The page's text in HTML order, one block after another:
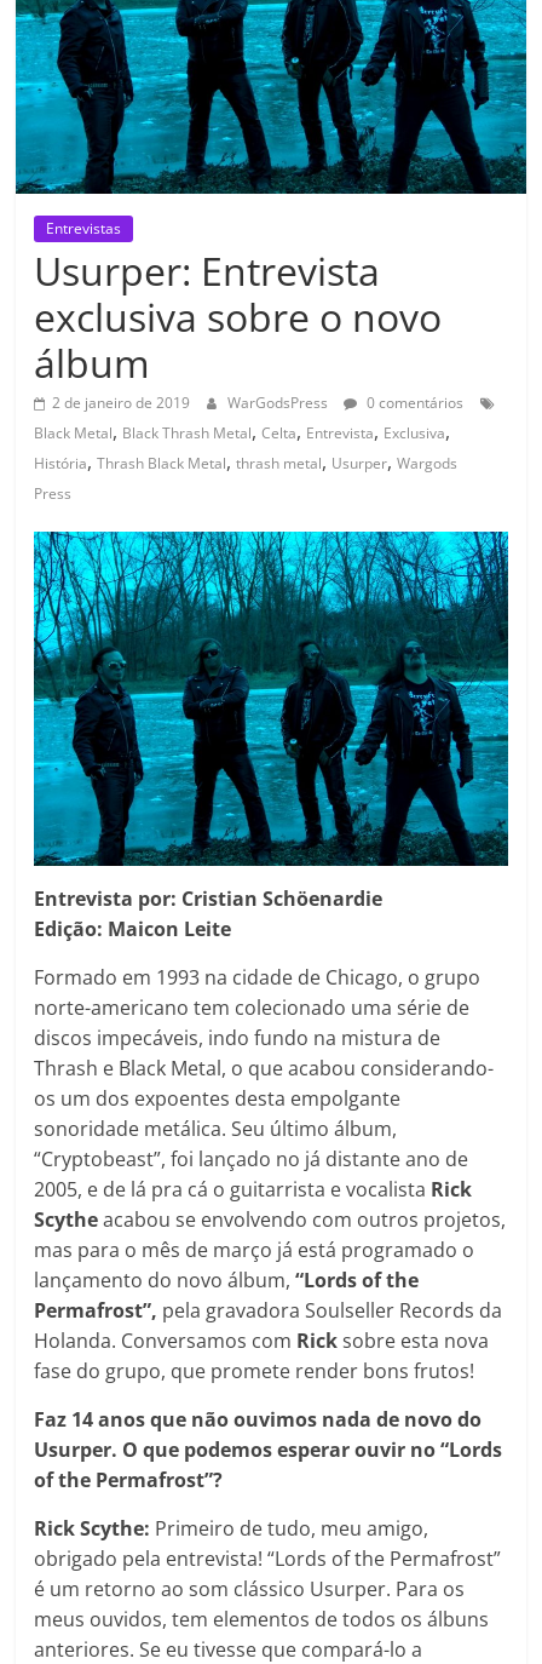
Entrevistas
Usurper: Entrevista
exclusiva sobre o novo
álbum
2 de janeiro de 2019 WarGodsPress
0 comentários
Black Metal, Black Thrash Metal,Celta, Entrevista, Exclusiva,
História,Thrash Black Metal,thrash metal, Usurper,Wargods
Press
Entrevista por: Cristian Schöenardie
Edição: Maicon Leite
Formado em 1993 na cidade de Chicago, o grupo
norte-americano tem colecionado uma série de
discos impecáveis, indo fundo na mistura de
Thrash e Black Metal, o que acabou considerando-
os um dos expoentes desta empolgante
sonoridade metálica. Seu último álbum,
“Cryptobeast”, foi lançado no já distante ano de
2005, e de lá pra cá o guitarrista e vocalista Rick
Scytheacabou se envolvendo com outros projetos,
mas para o mês de março já está programado o
lançamento do novo álbum,“Lords of the
Permafrost”, pela gravadora Soulseller Records da
Holanda. Conversamos com Ricksobre esta nova
fase do grupo, que promete render bons frutos!
Faz 14 anos que não ouvimos nada de novo do
Usurper. O que podemos esperar ouvir no “Lords
of the Permafrost”?
Rick Scythe: Primeiro de tudo, meu amigo,
obrigado pela entrevista! “Lords of the Permafrost”
é um retorno ao som clássico Usurper. Para os
meus ouvidos, tem elementos de todos os álbuns
anteriores. Se eu tivesse que compará-lo a